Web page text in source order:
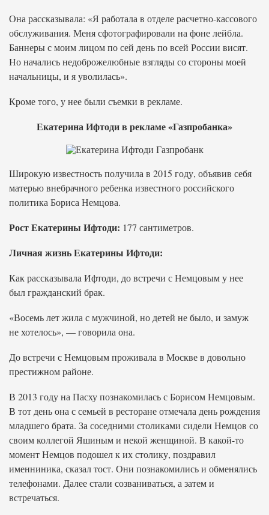
Она рассказывала: «Я работала в отделе расчетно-кассового
обслуживания. Меня сфотографировали на фоне лейбла.
Баннеры с моим лицом по сей день по всей России висят.
Но начались недоброжелюбные взгляды со стороны моей
начальницы, и я уволилась».
Кроме того, у нее были съемки в рекламе.
Екатерина Ифтоди в рекламе «Газпробанка»
Широкую известность получила в 2015 году, объявив себя
матерью внебрачного ребенка известного российского
политика Бориса Немцова.
Рост Екатерины Ифтоди: 177 сантиметров.
Личная жизнь Екатерины Ифтоди:
Как рассказывала Ифтоди, до встречи с Немцовым у нее
был гражданский брак.
«Восемь лет жила с мужчиной, но детей не было, и замуж
не хотелось», — говорила она.
До встречи с Немцовым проживала в Москве в довольно
престижном районе.
В 2013 году на Пасху познакомилась с Борисом Немцовым.
В тот день она с семьей в ресторане отмечала день рождения
младшего брата. За соседними столиками сидели Немцов со
своим коллегой Яшиным и некой женщиной. В какой-то
момент Немцов подошел к их столику, поздравил
именниника, сказал тост. Они познакомились и обменялись
телефонами. Далее стали созваниваться, а затем и
встречаться.